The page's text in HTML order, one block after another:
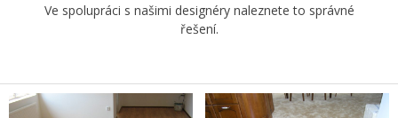
Ve spolupráci s našimi designéry naleznete to správné
řešení.